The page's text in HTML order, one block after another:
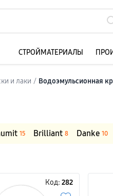
CТРОЙМАТЕРИАЛЫ
и лаки / Водоэмульсионная
15 Brilliant 8 Danke 10
Код: 282